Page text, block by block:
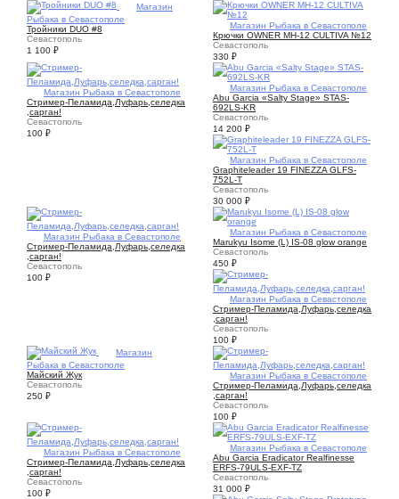
Магазин
Рыбака в Севастополе
Тройники DUO #8
Севастополь
1 100 ₽
Магазин Рыбака в Севастополе
Крючки OWNER MH-12 CULTIVA №12
Севастополь
330 ₽
Магазин Рыбака в Севастополе
Стример-Пеламида,Луфарь,селедка
,сарган!
Севастополь
100 ₽
Магазин Рыбака в Севастополе
Abu Garcia «Salty Stage» STAS-
692LS-KR
Севастополь
14 200 ₽
Магазин Рыбака в Севастополе
Graphiteleader 19 FINEZZA GLFS-
752L-T
Севастополь
30 000 ₽
Магазин Рыбака в Севастополе
Стример-Пеламида,Луфарь,селедка
,сарган!
Севастополь
100 ₽
Магазин Рыбака в Севастополе
Marukyu Isome (L) IS-08 glow orange
Севастополь
450 ₽
Магазин Рыбака в Севастополе
Стример-Пеламида,Луфарь,селедка
,сарган!
Севастополь
100 ₽
Магазин
Рыбака в Севастополе
Майский Жук
Севастополь
250 ₽
Магазин Рыбака в Севастополе
Стример-Пеламида,Луфарь,селедка
,сарган!
Севастополь
100 ₽
Магазин Рыбака в Севастополе
Стример-Пеламида,Луфарь,селедка
,сарган!
Севастополь
100 ₽
Магазин Рыбака в Севастополе
Abu Garcia Eradicator Realfinesse
ERFS-79ULS-EXF-TZ
Севастополь
31 000 ₽